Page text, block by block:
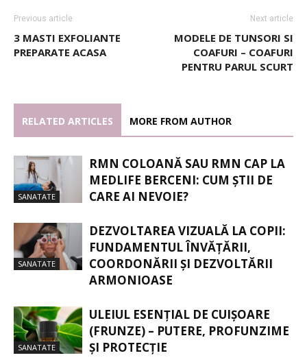
Previous article
3 MASTI EXFOLIANTE
PREPARATE ACASA
Next article
MODELE DE TUNSORI SI
COAFURI – COAFURI
PENTRU PARUL SCURT
RELATED ARTICLES MORE FROM AUTHOR
SANATATE
RMN COLOANĂ SAU RMN CAP LA
MEDLIFE BERCENI: CUM ȘTII DE
CARE AI NEVOIE?
SANATATE
DEZVOLTAREA VIZUALĂ LA COPII:
FUNDAMENTUL ÎNVĂȚĂRII,
COORDONĂRII ȘI DEZVOLTĂRII
ARMONIOASE
SANATATE
ULEIUL ESENȚIAL DE CUIȘOARE
(FRUNZE) – PUTERE, PROFUNZIME
ȘI PROTECȚIE